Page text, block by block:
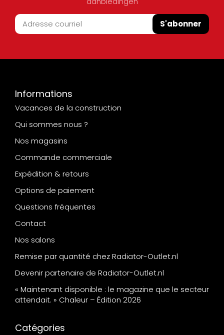
S'abonner
Informations
Vacances de la construction
Qui sommes nous ?
Nos magasins
Commande commerciale
Expédition & retours
Options de paiement
Questions fréquentes
Contact
Nos salons
Remise par quantité chez Radiator-Outlet.nl
Devenir partenaire de Radiator-Outlet.nl
« Maintenant disponible : le magazine que le secteur
attendait. » Chaleur – Édition 2026
Catégories